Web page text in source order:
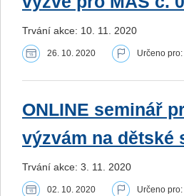
Trvání akce: 10. 11. 2020
26. 10. 2020 Určeno pro:
ONLINE seminář
výzvám na dětské
Trvání akce: 3. 11. 2020
02. 10. 2020 Určeno pro: